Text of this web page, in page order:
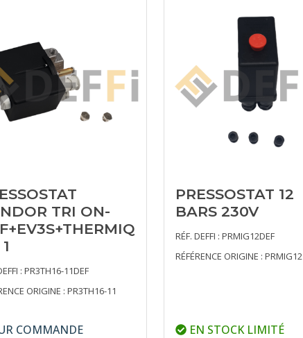
TRI ON-
: PR3TH16-11DEF
ORIGINE : PR3TH16-11
COMMANDE
PRESSOSTAT 12
BARS 230V
RÉF. DEFFI : PRMIG12DEF
RÉFÉRENCE ORIGINE : PRMIG12
EN STOCK LIMITÉ